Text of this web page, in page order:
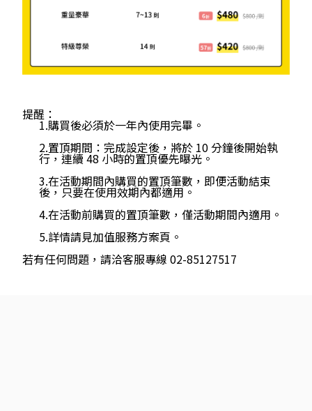
提醒：
1.購買後必須於一年內使用完畢。
2.置頂期間：完成設定後，將於 10 分鐘後開始執
行，連續 48 小時的置頂優先曝光。
3.在活動期間內購買的置頂筆數，即便活動結束
後，只要在使用效期內都適用。
4.在活動前購買的置頂筆數，僅活動期間內適用。
5.詳情請見加值服務方案頁。
若有任何問題，請洽客服專線 02-85127517